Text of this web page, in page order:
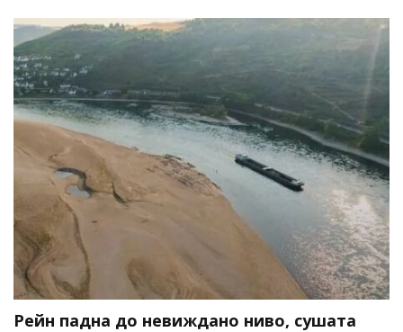
Рейн падна до невиждано ниво, сушата